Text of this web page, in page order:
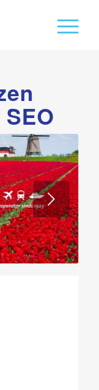
1234